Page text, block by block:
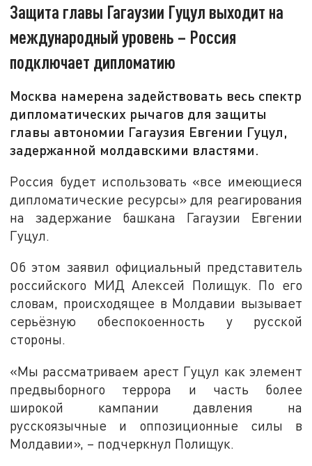
Защита главы Гагаузии Гуцул выходит на
международный уровень – Россия
подключает дипломатию
Москва намерена задействовать весь спектр
дипломатических рычагов для защиты
главы автономии Гагаузия Евгении Гуцул,
задержанной молдавскими властями.
Россия будет использовать «все имеющиеся
дипломатические ресурсы» для реагирования
на задержание башкана Гагаузии Евгении
Гуцул.
Об этом заявил официальный представитель
российского МИД Алексей Полищук. По его
словам, происходящее в Молдавии вызывает
серьёзную обеспокоенность у русской
стороны.
«Мы рассматриваем арест Гуцул как элемент
предвыборного террора и часть более
широкой кампании давления на
русскоязычные и оппозиционные силы в
Молдавии», – подчеркнул Полищук.